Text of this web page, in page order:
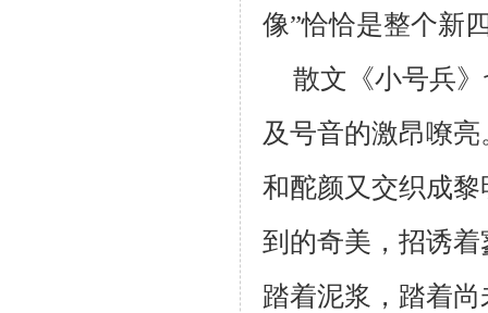
像”恰恰是整个新
散文《小号兵
及号音的激昂嘹
和酡颜又交织成
到的奇美，招诱
踏着泥浆，踏着